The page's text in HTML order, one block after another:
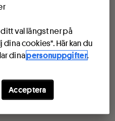
ditt val längst ner på
cookies". Här kan du
dinapersonuppgifter.
Acceptera